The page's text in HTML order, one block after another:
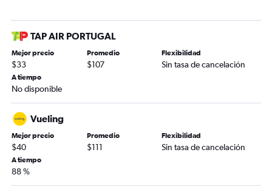
TAP AIR PORTUGAL
Mejor precio
$33
Promedio
$107
Flexibilidad
Sin tasa de cancelación
A tiempo
No disponible
Vueling
Mejor precio
$40
Promedio
$111
Flexibilidad
Sin tasa de cancelación
A tiempo
88 %